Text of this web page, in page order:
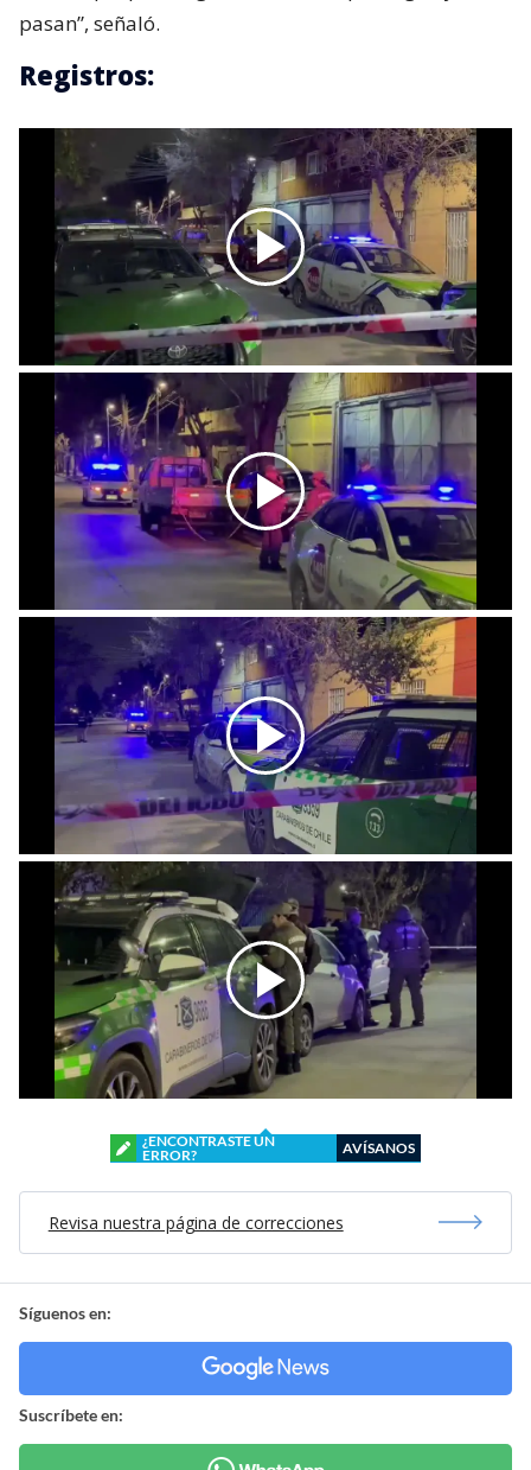
pasan”, señaló.
Registros:
¿ENCONTRASTE UN
ERROR?
AVÍSANOS
Revisa nuestra página de correcciones
Síguenos en:
Suscríbete en: